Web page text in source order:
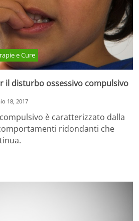
e Cure
il disturbo ossessivo compulsivo
18, 2017
è caratterizzato dalla
ridondanti che